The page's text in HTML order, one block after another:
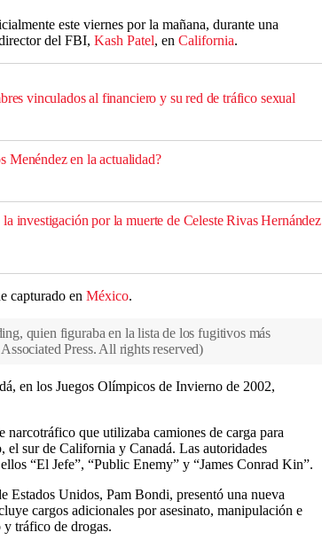
este viernes por la mañana, durante una
del FBI, Kash Patel, en California.
vinculados al financiero y su red de tráfico sexual
Menéndez en la actualidad?
investigación por la muerte de Celeste Rivas Hernández
capturado en México.
quien figuraba en la lista de los fugitivos más
Press. All rights reserved)
en los Juegos Olímpicos de Invierno de 2002,
narcotráfico que utilizaba camiones de carga para
sur de California y Canadá. Las autoridades
“El Jefe”, “Public Enemy” y “James Conrad Kin”.
Estados Unidos, Pam Bondi, presentó una nueva
cargos adicionales por asesinato, manipulación e
tráfico de drogas.